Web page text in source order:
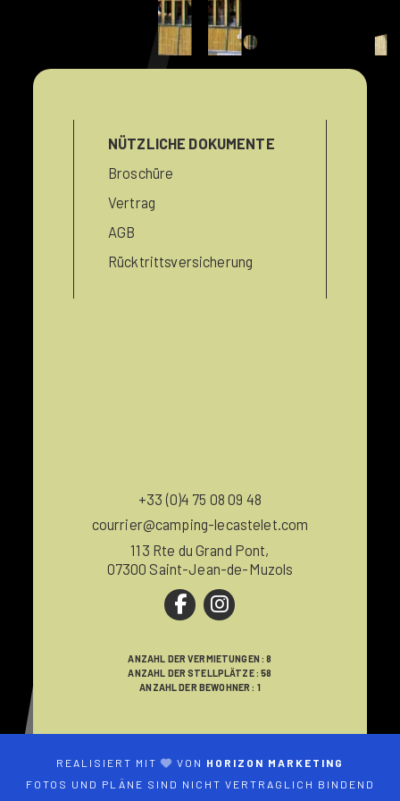
NÜTZLICHE DOKUMENTE
Broschüre
Vertrag
AGB
Rücktrittsversicherung
+33 (0)4 75 08 09 48
courrier@camping-lecastelet.com
113 Rte du Grand Pont,
07300 Saint-Jean-de-Muzols
ANZAHL DER VERMIETUNGEN : 8
ANZAHL DER STELLPLÄTZE : 58
ANZAHL DER BEWOHNER : 1
REALISIERT MIT VON HORIZON MARKETING
FOTOS UND PLÄNE SIND NICHT VERTRAGLICH BINDEND